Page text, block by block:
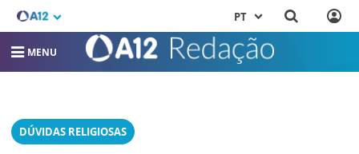
PT
MENU
DÚVIDAS RELIGIOSAS